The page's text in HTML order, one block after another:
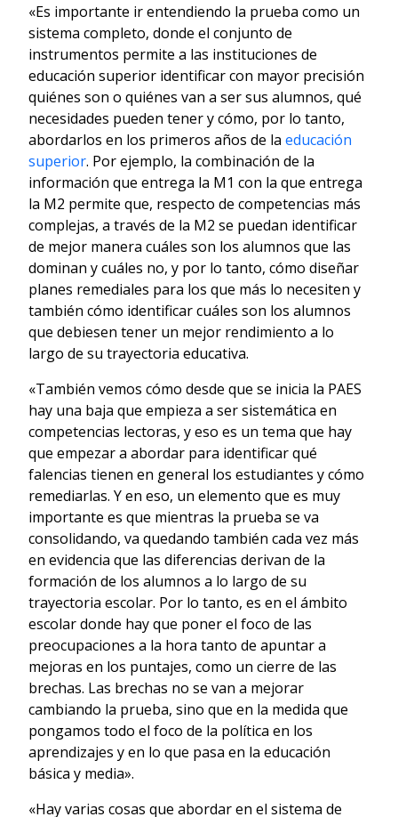
«Es importante ir entendiendo la prueba como un
sistema completo, donde el conjunto de
instrumentos permite a las instituciones de
educación superior identificar con mayor precisión
quiénes son o quiénes van a ser sus alumnos, qué
necesidades pueden tener y cómo, por lo tanto,
abordarlos en los primeros años de la educación
superior. Por ejemplo, la combinación de la
información que entrega la M1 con la que entrega
la M2 permite que, respecto de competencias más
complejas, a través de la M2 se puedan identificar
de mejor manera cuáles son los alumnos que las
dominan y cuáles no, y por lo tanto, cómo diseñar
planes remediales para los que más lo necesiten y
también cómo identificar cuáles son los alumnos
que debiesen tener un mejor rendimiento a lo
largo de su trayectoria educativa.
«También vemos cómo desde que se inicia la PAES
hay una baja que empieza a ser sistemática en
competencias lectoras, y eso es un tema que hay
que empezar a abordar para identificar qué
falencias tienen en general los estudiantes y cómo
remediarlas. Y en eso, un elemento que es muy
importante es que mientras la prueba se va
consolidando, va quedando también cada vez más
en evidencia que las diferencias derivan de la
formación de los alumnos a lo largo de su
trayectoria escolar. Por lo tanto, es en el ámbito
escolar donde hay que poner el foco de las
preocupaciones a la hora tanto de apuntar a
mejoras en los puntajes, como un cierre de las
brechas. Las brechas no se van a mejorar
cambiando la prueba, sino que en la medida que
pongamos todo el foco de la política en los
aprendizajes y en lo que pasa en la educación
básica y media».
«Hay varias cosas que abordar en el sistema de